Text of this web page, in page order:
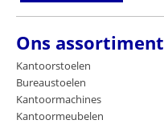
Ons assortiment
Kantoorstoelen
Bureaustoelen
Kantoormachines
Kantoormeubelen